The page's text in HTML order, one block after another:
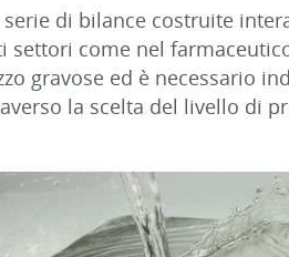
di bilance costruite
settori come nel
gravose ed è necessario
la scelta del livello di